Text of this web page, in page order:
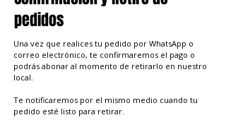
pedidos
Una vez que realices tu pedido por WhatsApp o
correo electrónico, te confirmaremos el pago o
podrás abonar al momento de retirarlo en nuestro
local.
Te notificaremos por el mismo medio cuando tu
pedido esté listo para retirar.